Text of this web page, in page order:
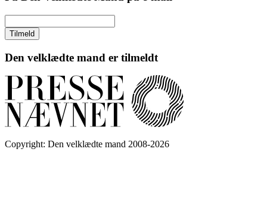
Den velklædte mand er tilmeldt
Copyright: Den velklædte mand 2008-2026